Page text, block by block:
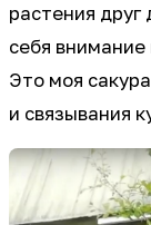
растения друг
себя внимание
Это моя
и связывания